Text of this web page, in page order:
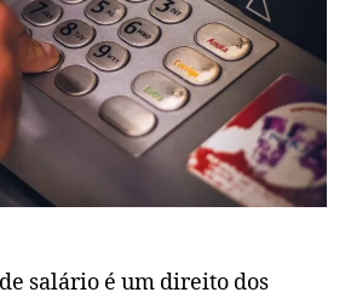
salário é um direito dos